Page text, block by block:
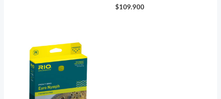
$109.900